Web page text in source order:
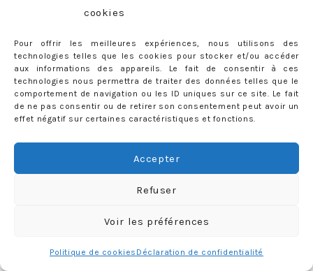
cookies
Pour offrir les meilleures expériences, nous utilisons des
technologies telles que les cookies pour stocker et/ou accéder
aux informations des appareils. Le fait de consentir à ces
technologies nous permettra de traiter des données telles que le
comportement de navigation ou les ID uniques sur ce site. Le fait
de ne pas consentir ou de retirer son consentement peut avoir un
effet négatif sur certaines caractéristiques et fonctions.
Accepter
Refuser
Voir les préférences
Politique de cookies Déclaration de confidentialité
entendu profité pour inscrire quelques petits mots… qui